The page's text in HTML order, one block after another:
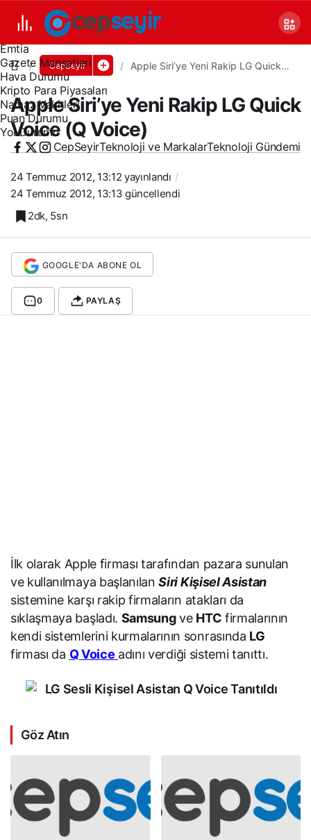
Covid 19
Döviz Kurları
Emtia
Gazete Manşetleri
Hava Durumu
Kripto Para Piyasaları
Namaz Vakitleri
Puan Durumu
Yol Durumu
CepSeyirTeknoloji ve MarkalarTeknoloji Gündemi
CepSeyir
Apple Siri’ye Yeni Rakip LG Quick
Apple Siri’ye Yeni Rakip LG Quick
Voice (Q Voice)
24 Temmuz 2012, 13:12 yayınlandı
24 Temmuz 2012, 13:13 güncellendi
2dk, 5sn
GOOGLE'DA ABONE OL
0 PAYLAŞ
İlk olarak Apple firması tarafından pazara sunulan
ve kullanılmaya başlanılanSiri Kişisel Asistan
sistemine karşı rakip firmaların atakları da
sıklaşmaya başladı. Samsungve HTC firmalarının
kendi sistemlerini kurmalarının sonrasında LG
firması da Q Voice adını verdiği sistemi tanıttı.
Göz Atın